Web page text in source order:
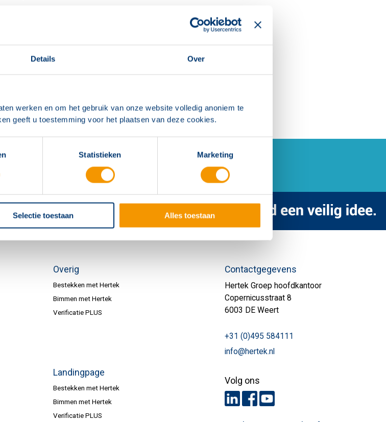
Details Over
werken en om het gebruik van onze website volledig anoniem te
geeft u toestemming voor het plaatsen van deze cookies.
Statistieken Marketing
Selectie toestaan Alles toestaan
Overig
Bestekken met Hertek
Bimmen met Hertek
Verificatie PLUS
Landingpage
Bestekken met Hertek
Bimmen met Hertek
Verificatie PLUS
Contactgegevens
Hertek Groep hoofdkantoor
Copernicusstraat 8
6003 DE Weert
+31 (0)495 584111
info@hertek.nl
Volg ons